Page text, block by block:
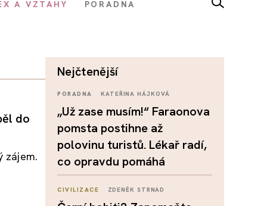
A VZTAHY PORADNA
do
zájem.
nejčtenější
PORADNA KATEŘINA HÁJKOVÁ
„Už zase musím!“ Faraonova
pomsta postihne až
polovinu turistů. Lékař radí,
co opravdu pomáhá
CIVILIZACE ZDENĚK STRNAD